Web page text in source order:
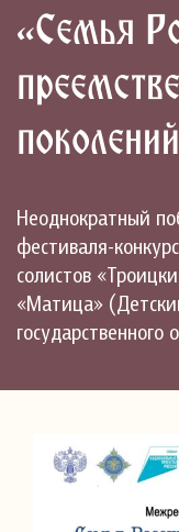
«Семья
Неоднократный
фестиваля-
солистов
«Матица»